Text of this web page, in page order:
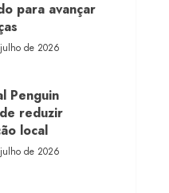
para avançar
de 2026
Penguin
reduzir
local
de 2026